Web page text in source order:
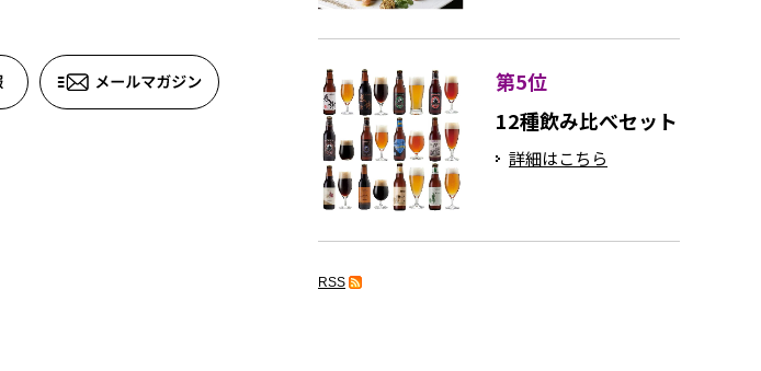
第5位
12種飲み比べセット
詳細はこちら
RSS